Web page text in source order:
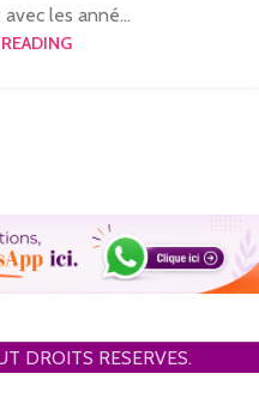
les anné...
DROITS RESERVES.